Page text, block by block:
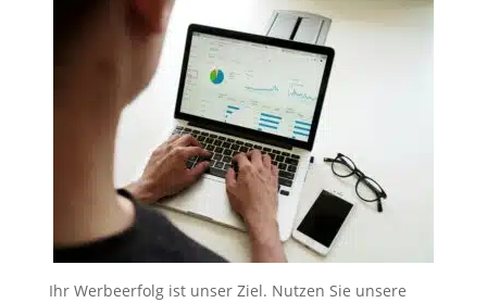
Ihr Werbeerfolg ist unser Ziel. Nutzen Sie unsere